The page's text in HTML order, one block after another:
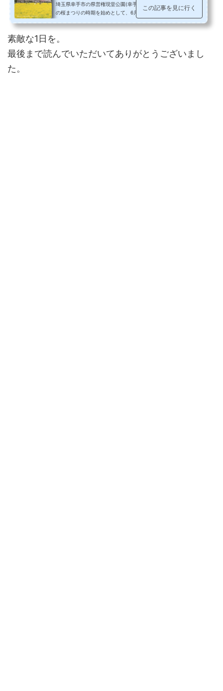
埼玉県幸手市の県営権現堂公園(幸手権現堂桜堤)は、3月下旬開催
の桜まつりの時期を始めとして、6月中旬開催のあじさい祭り、9
この記事を見に行く
素敵な1日を。
最後まで読んでいただいてありがとうございまし
た。